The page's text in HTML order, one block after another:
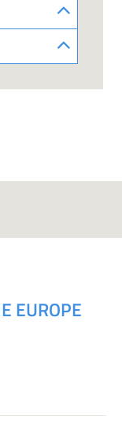
EUROPE